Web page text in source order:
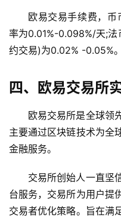
闻
分
币
圈
问
题
欧易交易手续费，币
率为0.01%-0.098%/天;
约交易)为0.02% -0.05%。
四、欧易交易所
欧易交易所是全球领
主要通过区块链技术为全
金融服务。
交易所创始人一直坚
台服务，交易所为用户提
交易者优化策略。旨在满